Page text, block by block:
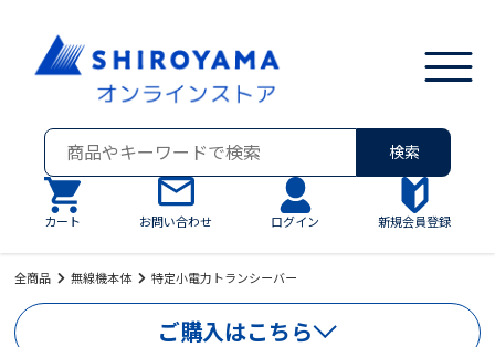
検索
カート お問い合わせ ログイン 新規会員登録
全商品 無線機本体 特定小電力トランシーバー
ご購入はこちら